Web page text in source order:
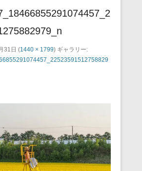
31日 (1440 × 1799) ギャラリー: